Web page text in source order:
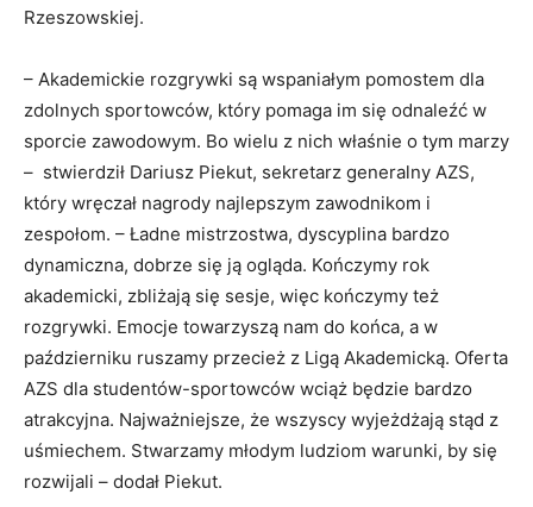
Rzeszowskiej.
– Akademickie rozgrywki są wspaniałym pomostem dla
zdolnych sportowców, który pomaga im się odnaleźć w
sporcie zawodowym. Bo wielu z nich właśnie o tym marzy
– stwierdził Dariusz Piekut, sekretarz generalny AZS,
który wręczał nagrody najlepszym zawodnikom i
zespołom. – Ładne mistrzostwa, dyscyplina bardzo
dynamiczna, dobrze się ją ogląda. Kończymy rok
akademicki, zbliżają się sesje, więc kończymy też
rozgrywki. Emocje towarzyszą nam do końca, a w
październiku ruszamy przecież z Ligą Akademicką. Oferta
AZS dla studentów-sportowców wciąż będzie bardzo
atrakcyjna. Najważniejsze, że wszyscy wyjeżdżają stąd z
uśmiechem. Stwarzamy młodym ludziom warunki, by się
rozwijali – dodał Piekut.